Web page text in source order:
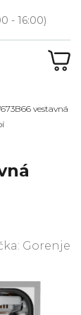
Hledat
vestavná
Gorenje